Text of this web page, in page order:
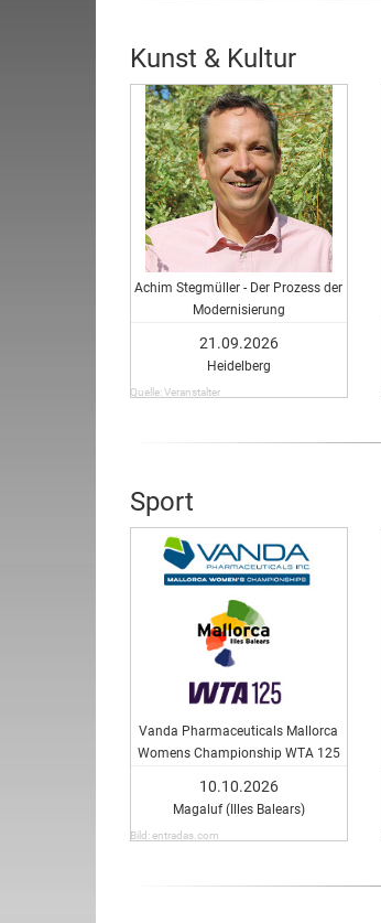
Kunst & Kultur
Achim Stegmüller - Der Prozess der
Modernisierung
21.09.2026
Heidelberg
Quelle: Veranstalter
Sport
Vanda Pharmaceuticals Mallorca
Womens Championship WTA 125
10.10.2026
Magaluf (Illes Balears)
Bild: entradas.com